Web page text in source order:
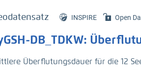
INSPIRE Open
DB_TDKW:
Überflutungsdauer für die 12